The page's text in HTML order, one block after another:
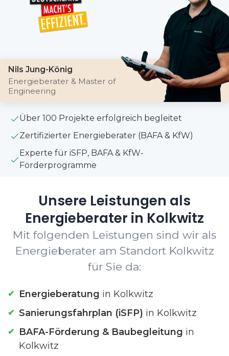
Nils Jung-König
Energieberater & Master of
Engineering
Über 100 Projekte erfolgreich begleitet
Zertifizierter Energieberater (BAFA & KfW)
Experte für iSFP, BAFA & KfW-
Förderprogramme
Unsere Leistungen als
Energieberater in Kolkwitz
Mit folgenden Leistungen sind wir als
Energieberater am Standort Kolkwitz
für Sie da:
Energieberatung in Kolkwitz
Sanierungsfahrplan (iSFP) in Kolkwitz
BAFA-Förderung & Baubegleitung in
Kolkwitz